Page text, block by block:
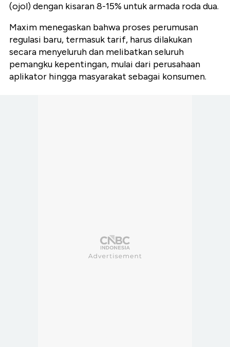
(ojol) dengan kisaran 8-15% untuk armada roda dua.
Maxim menegaskan bahwa proses perumusan
regulasi baru, termasuk tarif, harus dilakukan
secara menyeluruh dan melibatkan seluruh
pemangku kepentingan, mulai dari perusahaan
aplikator hingga masyarakat sebagai konsumen.